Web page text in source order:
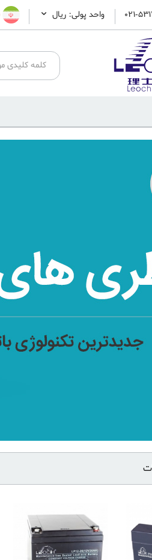
واحد پولی: ريال